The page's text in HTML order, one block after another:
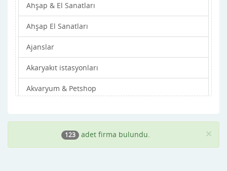
Bartın
Batman
Bayburt
Bilecik
Bingöl
Ahşap & El Sanatları
Ahşap El Sanatları
Ajanslar
Akaryakıt istasyonları
Akvaryum & Petshop
Altın & Gümüş
Ambalaj & Paketleme
×
123 adet firma bulundu.